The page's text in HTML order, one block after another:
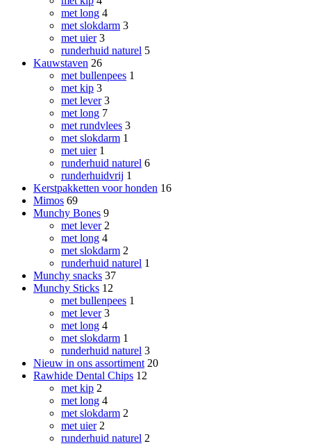
met long 4
met slokdarm 3
met uier 3
runderhuid naturel 5
Kauwstaven 26
met bullenpees 1
met kip 3
met lever 3
met long 7
met rundvlees 3
met slokdarm 1
met uier 1
runderhuid naturel 6
runderhuidvrij 1
Kerstpakketten voor honden 16
Mimos 69
Munchy Bones 9
met lever 2
met long 4
met slokdarm 2
runderhuid naturel 1
Munchy snacks 37
Munchy Sticks 12
met bullenpees 1
met lever 3
met long 4
met slokdarm 1
runderhuid naturel 3
Nieuw in ons assortiment 20
Rawhide Dental Chips 12
met kip 2
met long 4
met slokdarm 2
met uier 2
runderhuid naturel 2